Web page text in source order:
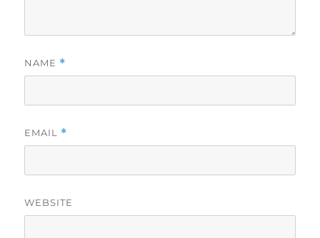
NAME *
EMAIL *
WEBSITE